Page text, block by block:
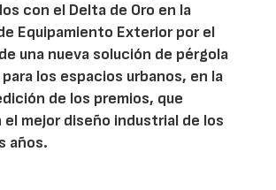
con el Delta de Oro en la
Equipamiento Exterior por el
una nueva solución de pérgola
los espacios urbanos, en la
de los premios, que
el mejor diseño industrial de los
años.